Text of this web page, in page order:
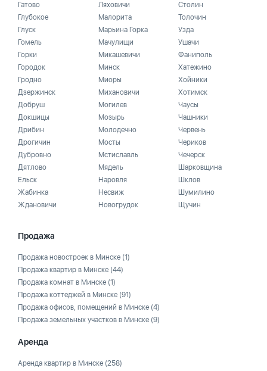
Гатово
Глубокое
Глуск
Гомель
Горки
Городок
Гродно
Дзержинск
Добруш
Докшицы
Дрибин
Дрогичин
Дубровно
Дятлово
Ельск
Жабинка
Ждановичи
Ляховичи
Малорита
Марьина Горка
Мачулищи
Микашевичи
Минск
Миоры
Михановичи
Могилев
Мозырь
Молодечно
Мосты
Мстиславль
Мядель
Наровля
Несвиж
Новогрудок
Столин
Толочин
Узда
Ушачи
Фаниполь
Хатежино
Хойники
Хотимск
Чаусы
Чашники
Червень
Чериков
Чечерск
Шарковщина
Шклов
Шумилино
Щучин
Продажа
Продажа новостроек в Минске (1)
Продажа квартир в Минске (44)
Продажа комнат в Минске (1)
Продажа коттеджей в Минске (91)
Продажа офисов, помещений в Минске (4)
Продажа земельных участков в Минске (9)
Аренда
Аренда квартир в Минске (258)